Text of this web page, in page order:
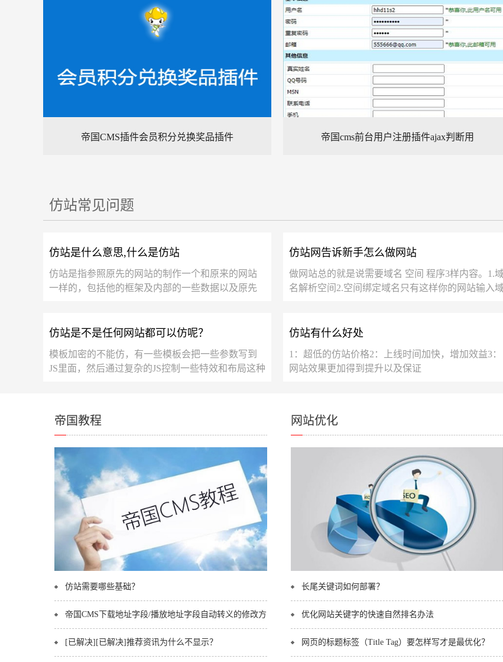
帝国CMS插件会员积分兑换奖品插件 帝国cms前台用户注册插件ajax判断用
仿站常见问题
仿站是什么意思,什么是仿站
仿站是指参照原先的网站的制作一个和原来的网站
一样的，包括他的框架及内部的一些数据以及原先
仿站网告诉新手怎么做网站
做网站总的就是说需要域名 空间 程序3样内容。1.域
名解析空间2.空间绑定域名只有这样你的网站输入域
仿站是不是任何网站都可以仿呢？
模板加密的不能仿，有一些模板会把一些参数写到
JS里面，然后通过复杂的JS控制一些特效和布局这种
仿站有什么好处
1：超低的仿站价格2：上线时间加快，增加效益3：
网站效果更加得到提升以及保证
帝国教程
仿站需要哪些基础？
2017-06-24
[已解决][已解决]推荐资讯为什么不显示？
网站优化
长尾关键词如何部署？
优化网站关键字的快速自然排名办法
2019-07-02
网页的标题标签（Title Tag）要怎样写才是最优化？